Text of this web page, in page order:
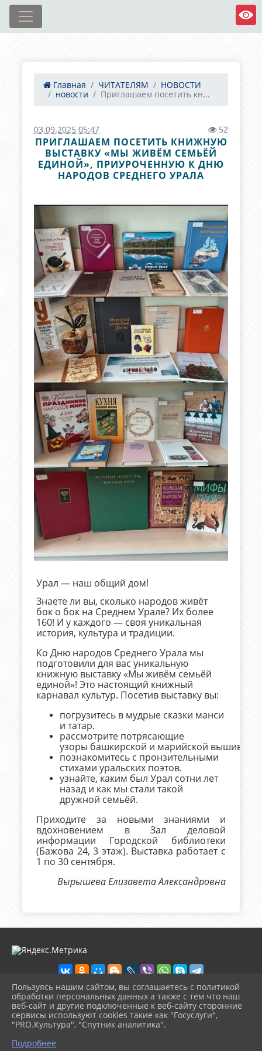
Главная ЧИТАТЕЛЯМ
НОВОСТИ
новости
Приглашаем посетить кн...
03.09.2025 05:47 52
ПРИГЛАШАЕМ ПОСЕТИТЬ КНИЖНУЮ
ВЫСТАВКУ «МЫ ЖИВЁМ СЕМЬЁЙ
ЕДИНОЙ», ПРИУРОЧЕННУЮ К ДНЮ
НАРОДОВ СРЕДНЕГО УРАЛА
Урал — наш общий дом!
Знаете ли вы, сколько народов живёт
бок о бок на Среднем Урале? Их более
160! И у каждого — своя уникальная
история, культура и традиции.
Ко Дню народов Среднего Урала мы
подготовили для вас уникальную
книжную выставку «Мы живём семьёй
единой»! Это настоящий книжный
карнавал культур. Посетив выставку вы:
погрузитесь в мудрые сказки манси
и татар.
рассмотрите потрясающие
узоры башкирской и марийской вышивки.
познакомитесь с пронзительными
стихами уральских поэтов.
узнайте, каким был Урал сотни лет
назад и как мы стали такой
дружной семьёй.
Приходите за новыми знаниями и
вдохновением в Зал деловой
информации Городской библиотеки
(Бажова 24, 3 этаж). Выставка работает с
1 по 30 сентября.
Вырышева Елизавета Александровна
2026 г. zarech-biblio.ru
Вход
Карта сайта
Политика обработки персональных данных
Пользуясь нашим сайтом, вы соглашаетесь с политикой
обработки персональных данных а также с тем что наш
веб-сайт и другие подключенные к веб-сайту сторонние
сервисы используют cookies такие как "Госуслуги",
"PRO.Культура", "Спутник аналитика".
Подробнее